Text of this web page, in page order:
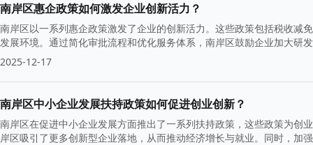
南岸区惠企政策如何激发企业创新活力？
南岸区以一系列惠企政策激发了企业的创新活力。这些政策包括税收减
发展环境。通过简化审批流程和优化服务体系，南岸区鼓励企业加大研
2025-12-17
南岸区中小企业发展扶持政策如何促进创业创新？
南岸区在促进中小企业发展方面推出了一系列扶持政策，这些政策为创
岸区吸引了更多创新型企业落地，从而推动经济增长与就业。同时，加